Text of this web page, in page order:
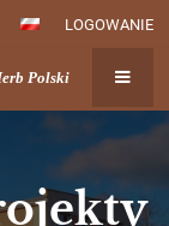
LOGOWANIE